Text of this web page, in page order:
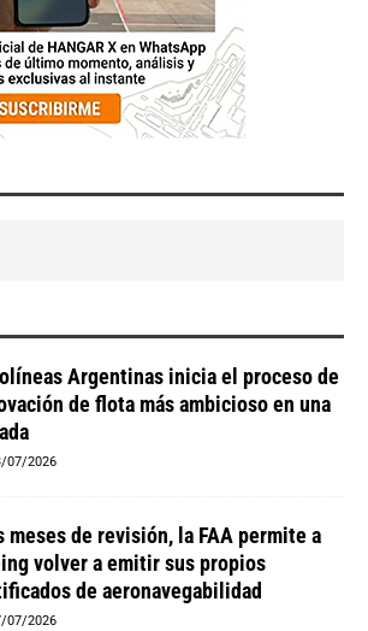
Argentinas inicia el proceso de
de flota más ambicioso en una
07/2026
meses de revisión, la FAA permite a
volver a emitir sus propios
de aeronavegabilidad
07/2026